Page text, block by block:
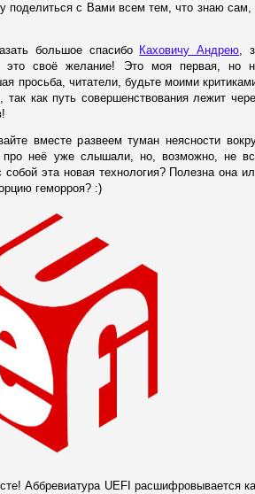
поделиться с Вами всем тем, что знаю сам,
большое спасибо
Каховичу Андрею,
это своё желание! Это моя первая, но
просьба, читатели, будьте моими
как путь совершенствования лежит
вместе развеем туман неясности
неё уже слышали, но, возможно, не
собой эта новая технология? Полезна она
геморроя? :)
Аббревиатура UEFI расшифровывается